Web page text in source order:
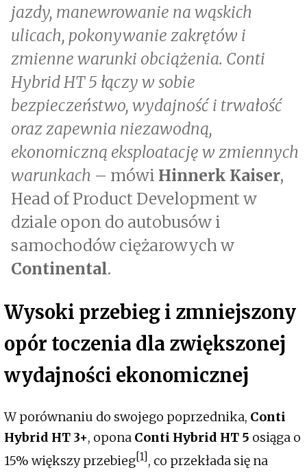
jazdy, manewrowanie na wąskich
ulicach, pokonywanie zakrętów i
zmienne warunki obciążenia. Conti
Hybrid HT 5 łączy w sobie
bezpieczeństwo, wydajność i trwałość
oraz zapewnia niezawodną,
ekonomiczną eksploatację w zmiennych
warunkach – mówi Hinnerk Kaiser,
Head of Product Development w
dziale opon do autobusów i
samochodów ciężarowych w
Continental.
Wysoki przebieg i zmniejszony
opór toczenia dla zwiększonej
wydajności ekonomicznej
W porównaniu do swojego poprzednika, Conti
Hybrid HT 3+, opona Conti Hybrid HT 5 osiąga o
15% większy przebieg[1], co przekłada się na